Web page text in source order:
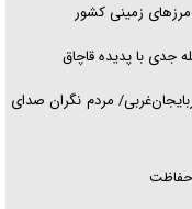
زمینی کشور
جدی با پدیده قاچاق
مردم نگران صدای
حفاظت